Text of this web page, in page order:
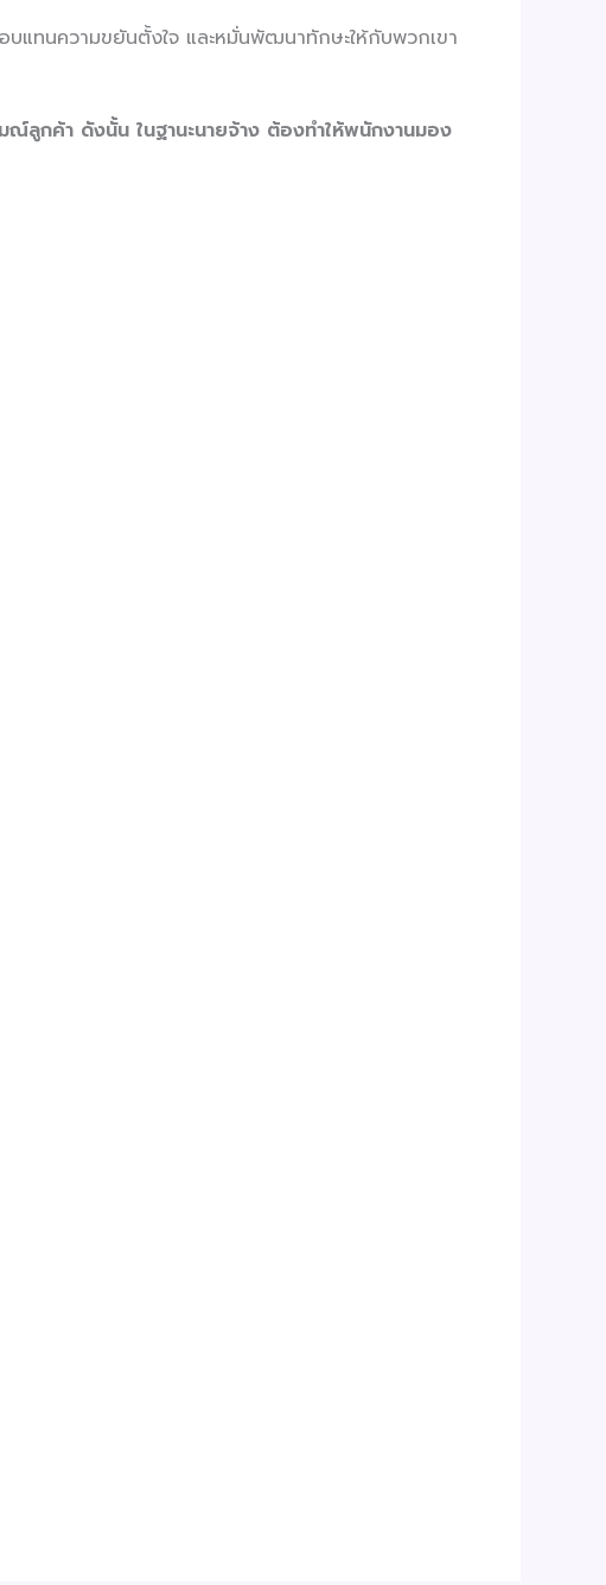
แทนความขยันตั้งใจ และหมั่นพัฒนาทักษะให้กับพวกเขา
ณ์ลูกค้า ดังนั้น ในฐานะนายจ้าง ต้องทำให้พนักงานมอง